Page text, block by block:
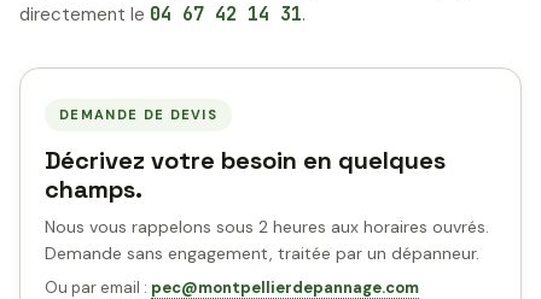
directement le 04 67 42 14 31.
DEMANDE DE DEVIS
Décrivez votre besoin en quelques
champs.
Nous vous rappelons sous 2 heures aux horaires ouvrés.
Demande sans engagement, traitée par un dépanneur.
Ou par email : pec@montpellierdepannage.com